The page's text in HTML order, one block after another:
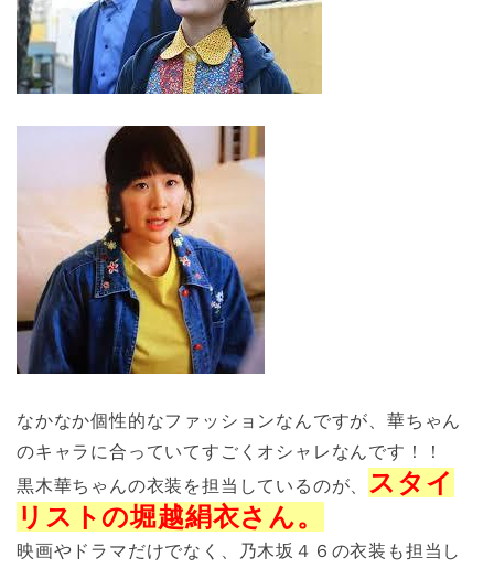
なかなか個性的なファッションなんですが、華ちゃん
のキャラに合っていてすごくオシャレなんです！！
黒木華ちゃんの衣装を担当しているのが、 スタイ
リストの堀越絹衣さん。
映画やドラマだけでなく、乃木坂４６の衣装も担当し